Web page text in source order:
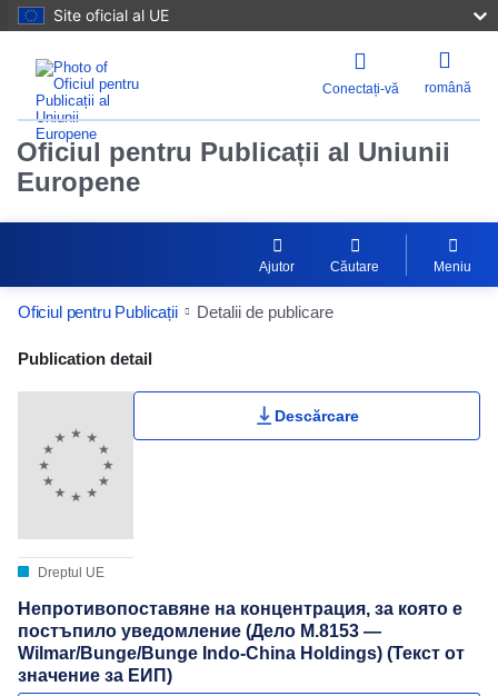
Site oficial al UE
Conectați-vă română
Oficiul pentru Publicații al Uniunii
Europene
Ajutor Căutare Meniu
Oficiul pentru Publicații Detalii de publicare
Publication Detail Actions Portlet
Publication detail
Dreptul UE
Descărcare
Непротивопоставяне на концентрация, за която е
постъпило уведомление (Дело M.8153 —
Wilmar/Bunge/Bunge Indo-China Holdings) (Текст от
значение за ЕИП)